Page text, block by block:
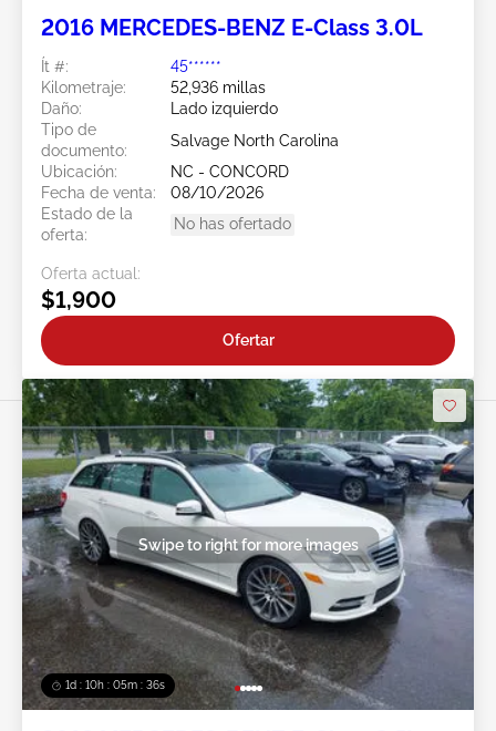
2016 MERCEDES-BENZ E-Class 3.0L
Ít #:
45******
Kilometraje:
52,936 millas
Daño:
Lado izquierdo
Tipo de
documento:
Salvage North Carolina
Ubicación:
NC - CONCORD
Fecha de venta:
08/10/2026
Estado de la
oferta:
No has ofertado
Oferta actual:
$1,900
Ofertar
1d : 10h : 05m : 34s
Swipe to right for more images